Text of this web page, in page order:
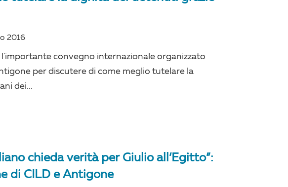
2016
l'importante convegno internazionale organizzato
per discutere di come meglio tutelare la
dei...
chieda verità per Giulio all’Egitto”:
di CILD e Antigone